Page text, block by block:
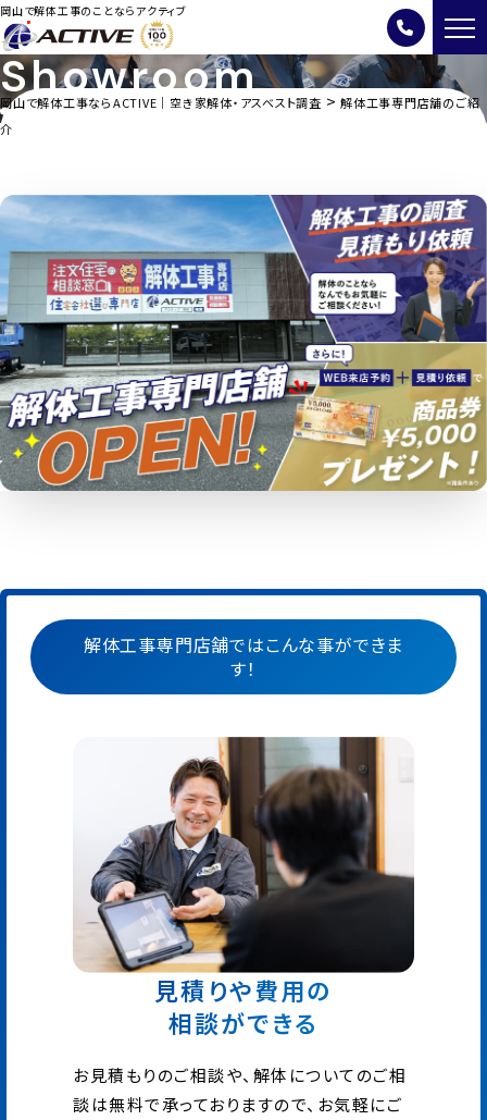
岡山で解体工事のことならアクティブ
Showroom
解体工事専門店舗のご紹介
岡山で解体工事ならACTIVE｜空き家解体・アスベスト調査 > 解体工事専門店舗のご紹
介
解体工事専門店舗ではこんな事ができま
す！
見積りや費用の
相談ができる
お見積もりのご相談や、解体についてのご相
談は無料で承っておりますので、お気軽にご